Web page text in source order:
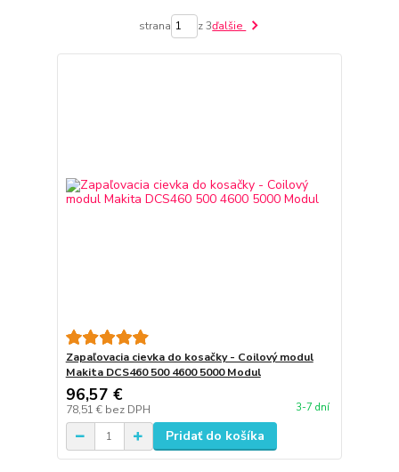
strana z 3ďalšie
Zapaľovacia cievka do kosačky - Coilový modul
Makita DCS460 500 4600 5000 Modul
96,57 €
78,51 € bez DPH 3-7 dní
Pridať do košíka